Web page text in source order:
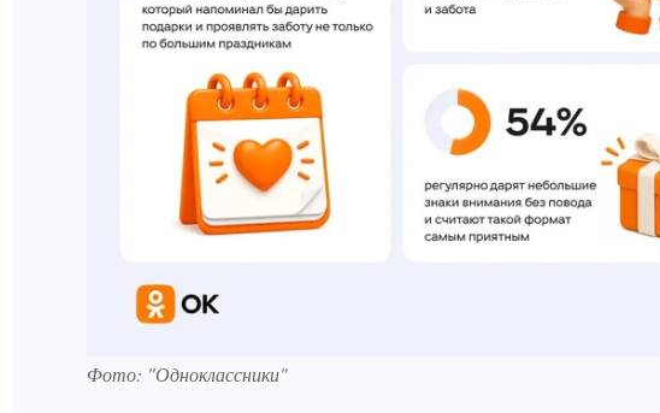
Фото: "Одноклассники"